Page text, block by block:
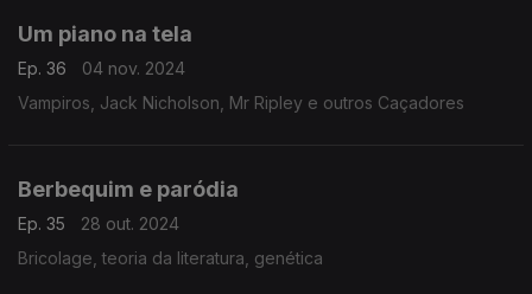
Um piano na tela
Ep. 36
04 nov. 2024
Vampiros, Jack Nicholson, Mr Ripley e outros Caçadores
Berbequim e paródia
Ep. 35
28 out. 2024
Bricolage, teoria da literatura, genética